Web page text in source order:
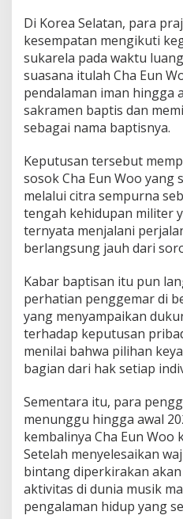
Di Korea Selatan, para
kesempatan mengikuti
sukarela pada waktu
suasana itulah Cha Eun
pendalaman iman hingga
sakramen baptis dan
sebagai nama baptisnya.
Keputusan tersebut
sosok Cha Eun Woo yang
melalui citra sempurna
tengah kehidupan militer
ternyata menjalani
berlangsung jauh dari
Kabar baptisan itu pun
perhatian penggemar di
yang menyampaikan
terhadap keputusan
menilai bahwa pilihan
bagian dari hak setiap
Sementara itu, para
menunggu hingga awal
kembalinya Cha Eun Woo
Setelah menyelesaikan
bintang diperkirakan
aktivitas di dunia musik
pengalaman hidup yang